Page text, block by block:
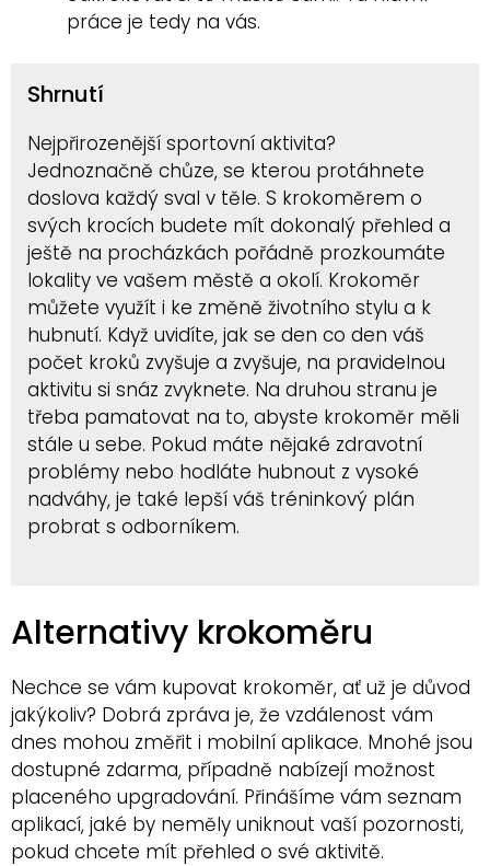
práce je tedy na vás.
Shrnutí
Nejpřirozenější sportovní aktivita?
Jednoznačně chůze, se kterou protáhnete
doslova každý sval v těle. S krokoměrem o
svých krocích budete mít dokonalý přehled a
ještě na procházkách pořádně prozkoumáte
lokality ve vašem městě a okolí. Krokoměr
můžete využít i ke změně životního stylu a k
hubnutí. Když uvidíte, jak se den co den váš
počet kroků zvyšuje a zvyšuje, na pravidelnou
aktivitu si snáz zvyknete. Na druhou stranu je
třeba pamatovat na to, abyste krokoměr měli
stále u sebe. Pokud máte nějaké zdravotní
problémy nebo hodláte hubnout z vysoké
nadváhy, je také lepší váš tréninkový plán
probrat s odborníkem.
Alternativy krokoměru
Nechce se vám kupovat krokoměr, ať už je důvod
jakýkoliv? Dobrá zpráva je, že vzdálenost vám
dnes mohou změřit i mobilní aplikace. Mnohé jsou
dostupné zdarma, případně nabízejí možnost
placeného upgradování. Přinášíme vám seznam
aplikací, jaké by neměly uniknout vaší pozornosti,
pokud chcete mít přehled o své aktivitě.